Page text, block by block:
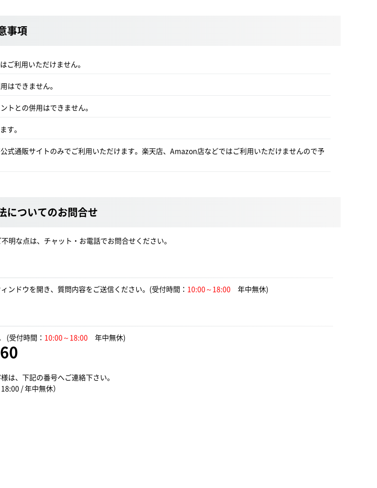
事項
ご利用いただけません。
はできません。
トとの併用はできません。
す。
式通販サイトのみでご利用いただけます。楽天店、Amazon店などではご利用いただけませんので予
についてのお問合せ
明な点は、チャット・お電話でお問合せください。
ンドウを開き、質問内容をご送信ください。 (受付時間： 10:00～18:00 年中無休)
(受付時間： 10:00～18:00 年中無休)
は、下記の番号へご連絡下さい。
/ 年中無休）